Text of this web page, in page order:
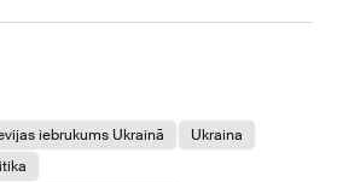
iebrukums Ukrainā
Ukraina